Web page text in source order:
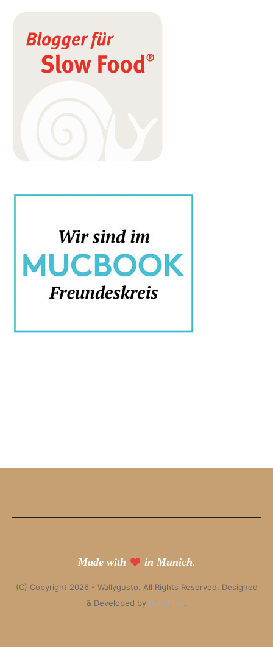
Made with in Munich.
(C) Copyright 2026 - Wallygusto. All Rights Reserved. Designed
& Developed by Solo Pine.